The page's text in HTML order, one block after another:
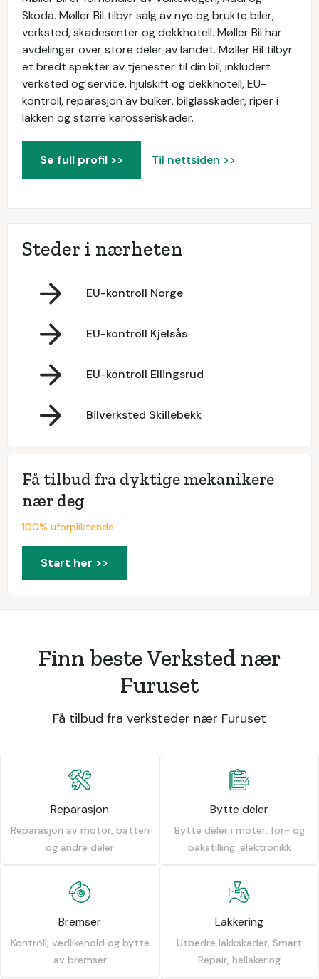
Skoda. Møller Bil tilbyr salg av nye og brukte biler,
verksted, skadesenter og dekkhotell. Møller Bil har
avdelinger over store deler av landet. Møller Bil tilbyr
et bredt spekter av tjenester til din bil, inkludert
verksted og service, hjulskift og dekkhotell, EU-
kontroll, reparasjon av bulker, bilglasskader, riper i
lakken og større karosseriskader.
Se full profil >> Til nettsiden >>
Steder i nærheten
EU-kontroll Norge
EU-kontroll Kjelsås
EU-kontroll Ellingsrud
Bilverksted Skillebekk
Få tilbud fra dyktige mekanikere
nær deg
100% uforpliktende
Start her >>
Finn beste Verksted nær
Furuset
Få tilbud fra verksteder nær Furuset
Reparasjon
Reparasjon av motor, batteri
og andre deler
Bytte deler
Bytte deler i moter, for- og
bakstilling, elektronikk
Bremser
Kontroll, vedlikehold og bytte
av bremser
Lakkering
Utbedre lakkskader, Smart
Repair, hellakering